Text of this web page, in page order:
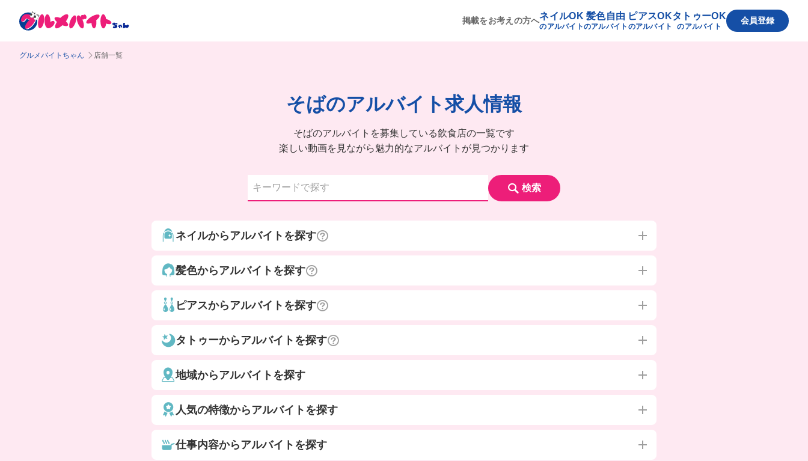
掲載をお考えの方へネイルOK
のアルバイト
髪色自由
のアルバイト
ピアスOK
のアルバイト
タトゥーOK
のアルバイト
会員登録
グルメバイトちゃん 店舗一覧
そばのアルバイト求人情報
そばのアルバイトを募集している飲食店の一覧です
楽しい動画を見ながら魅力的なアルバイトが見つかります
検索
ネイルからアルバイトを探す
髪色からアルバイトを探す
ピアスからアルバイトを探す
タトゥーからアルバイトを探す
地域からアルバイトを探す
人気の特徴からアルバイトを探す
仕事内容からアルバイトを探す